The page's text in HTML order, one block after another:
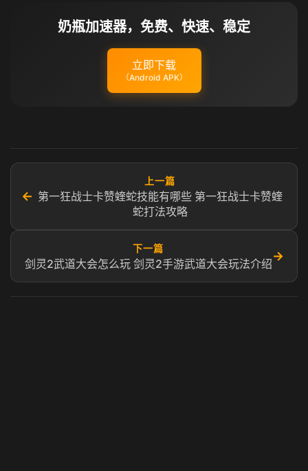
奶瓶加速器，免费、快速、稳定
立即下载
（Android APK）
←
上一篇
第一狂战士卡赞蝰蛇技能有哪些 第一狂战士卡赞蝰
蛇打法攻略
下一篇
剑灵2武道大会怎么玩 剑灵2手游武道大会玩法介绍
→